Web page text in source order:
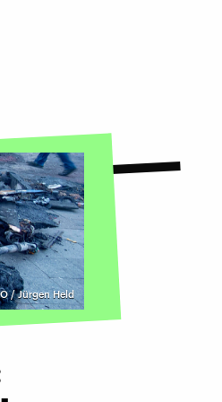
/ Jürgen Held